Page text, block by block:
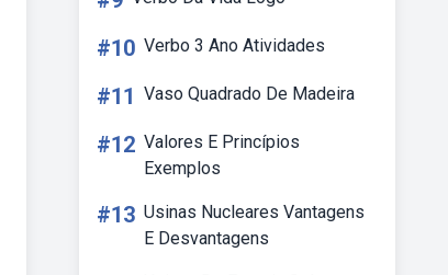
#10 Verbo 3 Ano Atividades
#11 Vaso Quadrado De Madeira
#12 Valores E Princípios
Exemplos
#13 Usinas Nucleares Vantagens
E Desvantagens